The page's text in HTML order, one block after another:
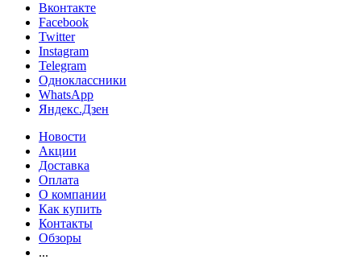
Вконтакте
Facebook
Twitter
Instagram
Telegram
Одноклассники
WhatsApp
Яндекс.Дзен
Новости
Акции
Доставка
Оплата
О компании
Как купить
Контакты
Обзоры
...